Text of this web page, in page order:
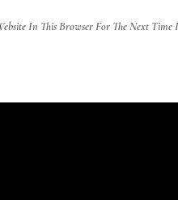
In This Browser For The Next Time